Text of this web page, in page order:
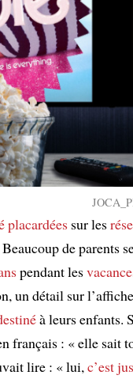
placardées sur les
de parents
pendant les
un détail sur
à leurs enfants.
français : « elle sait
lire : « lui, c’est